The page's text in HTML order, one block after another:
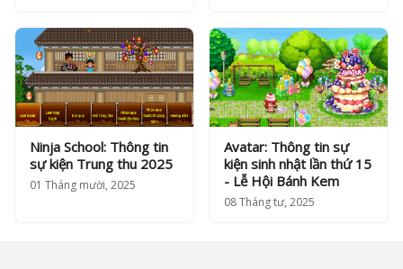
Ninja School: Thông tin
sự kiện Trung thu 2025
01 Tháng mười, 2025
Avatar: Thông tin sự
kiện sinh nhật lần thứ 15
- Lễ Hội Bánh Kem
08 Tháng tư, 2025